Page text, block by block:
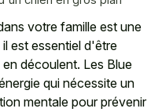
votre famille est une
est essentiel d'être
découlent. Les Blue
qui nécessite un
mentale pour prévenir